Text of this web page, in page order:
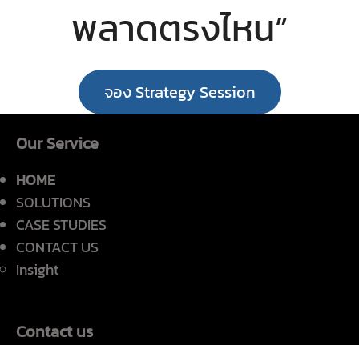
พลาดตรงไหน”
จอง Strategy Session
Our Service
HOME
SOLUTIONS
CASE STUDIES
CONTACT US
Insight
Contact us